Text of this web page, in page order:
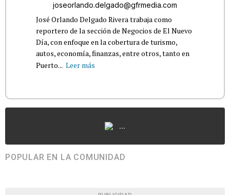
joseorlando.delgado@gfrmedia.com
José Orlando Delgado Rivera trabaja como
reportero de la sección de Negocios de El Nuevo
Día, con enfoque en la cobertura de turismo,
autos, economía, finanzas, entre otros, tanto en
Puerto... Leer más
...
POPULAR EN LA COMUNIDAD